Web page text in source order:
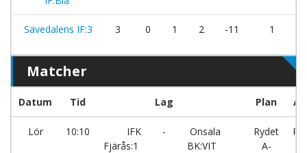
Sävedalens IF:3 3 0 1 2 -11 1
Matcher
Datum Tid Lag Plan
Lör 10:10
IFK
Fjärås:1
-
Onsala
BK:VIT
Rydet
A-